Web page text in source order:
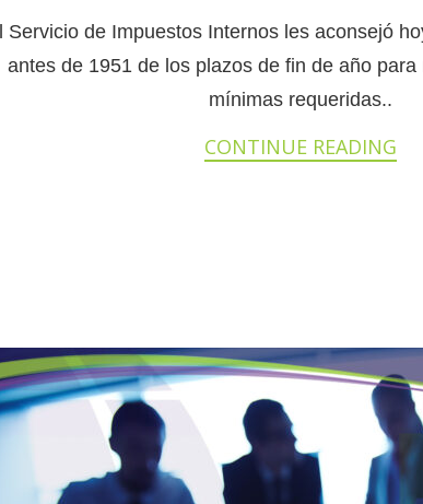
l Servicio de Impuestos Internos les aconsejó
antes de 1951 de los plazos de fin de año
mínimas requeridas..
CONTINUE READING